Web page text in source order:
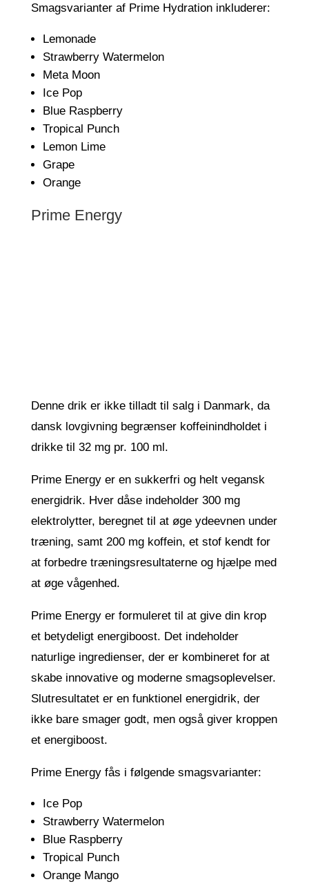
Smagsvarianter af Prime Hydration inkluderer:
Lemonade
Strawberry Watermelon
Meta Moon
Ice Pop
Blue Raspberry
Tropical Punch
Lemon Lime
Grape
Orange
Prime Energy
Denne drik er ikke tilladt til salg i Danmark, da
dansk lovgivning begrænser koffeinindholdet i
drikke til 32 mg pr. 100 ml.
Prime Energy er en sukkerfri og helt vegansk
energidrik. Hver dåse indeholder 300 mg
elektrolytter, beregnet til at øge ydeevnen under
træning, samt 200 mg koffein, et stof kendt for
at forbedre træningsresultaterne og hjælpe med
at øge vågenhed.
Prime Energy er formuleret til at give din krop
et betydeligt energiboost. Det indeholder
naturlige ingredienser, der er kombineret for at
skabe innovative og moderne smagsoplevelser.
Slutresultatet er en funktionel energidrik, der
ikke bare smager godt, men også giver kroppen
et energiboost.
Prime Energy fås i følgende smagsvarianter:
Ice Pop
Strawberry Watermelon
Blue Raspberry
Tropical Punch
Orange Mango